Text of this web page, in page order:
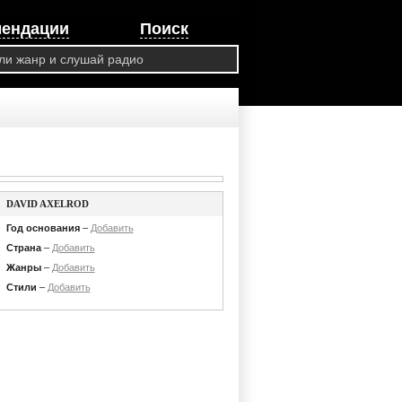
Поиск
DAVID AXELROD
Год основания– Добавить
Страна– Добавить
Жанры– Добавить
Стили – Добавить